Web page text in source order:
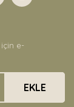
e-
EKLE